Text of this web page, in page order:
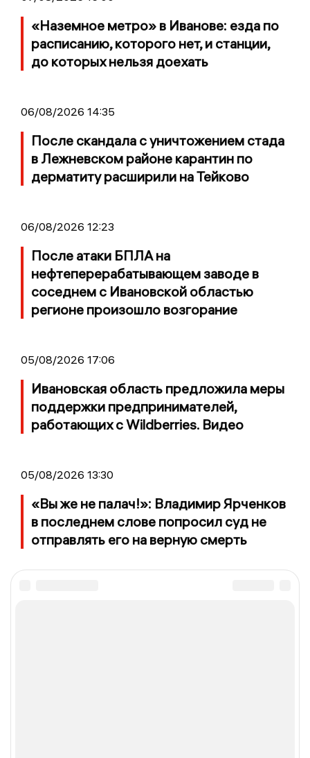
«Наземное метро» в Иванове: езда по
расписанию, которого нет, и станции,
до которых нельзя доехать
06/08/2026 14:35
После скандала с уничтожением стада
в Лежневском районе карантин по
дерматиту расширили на Тейково
06/08/2026 12:23
После атаки БПЛА на
нефтеперерабатывающем заводе в
соседнем с Ивановской областью
регионе произошло возгорание
05/08/2026 17:06
Ивановская область предложила меры
поддержки предпринимателей,
работающих с Wildberries. Видео
05/08/2026 13:30
«Вы же не палач!»: Владимир Ярченков
в последнем слове попросил суд не
отправлять его на верную смерть